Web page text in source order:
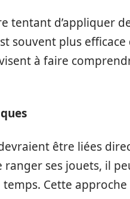
tentant d’appliquer
souvent plus efficace
à faire
être liées
ranger ses jouets, il
Cette